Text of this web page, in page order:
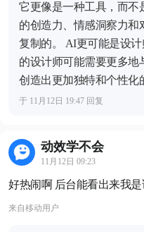
它更像是一种工具，而不
的创造力、情感洞察力
复制的。 AI更可能是设
的设计师可能需要更多地
创造出更加独特和个性化
于 11月12日 19:47 回复
动效学不会
11月12日 09:23
好热闹啊 后台能看出来我是
来自移动用户